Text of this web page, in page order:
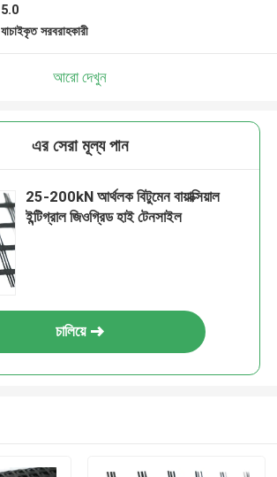
5.0
যাচাইকৃত সরবরাহকারী
আরো দেখুন
এর সেরা মূল্য পান
25-200kN আর্থলক বিটুমেন বায়াক্সিয়াল
ইন্টিগ্রাল জিওগ্রিড হাই টেনসাইল
চালিয়ে